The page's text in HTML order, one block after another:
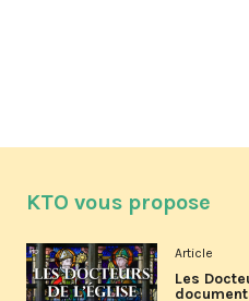
KTO vous propose
Article
Les